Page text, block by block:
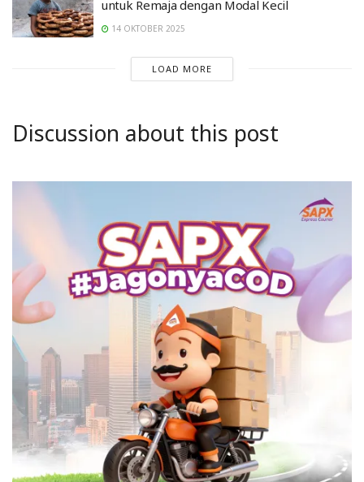
untuk Remaja dengan Modal Kecil
14 OKTOBER 2025
LOAD MORE
Discussion about this post